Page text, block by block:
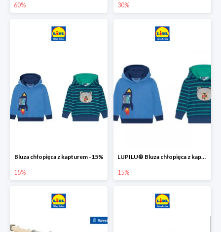
60% 30%
Bluza chłopięca z kapturem -15%
15%
LUPILU® Bluza chłopięca z kapturem
15%